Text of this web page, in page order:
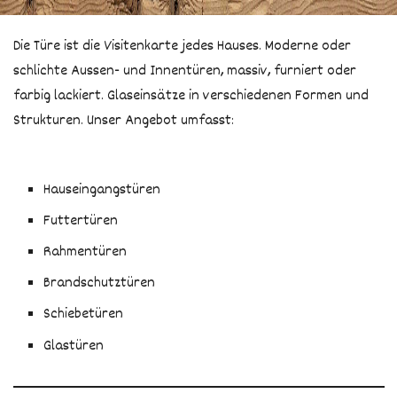
Team
Solaranlage
Tisch & Bank
Terrasse
Die Türe ist die Visitenkarte jedes Hauses. Moderne oder
schlichte Aussen- und Innentüren, massiv, furniert oder
farbig lackiert. Glaseinsätze in verschiedenen Formen und
Strukturen. Unser Angebot umfasst:
Hauseingangstüren
Futtertüren
Rahmentüren
Brandschutztüren
Schiebetüren
Glastüren